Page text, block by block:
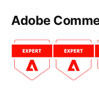
Adobe